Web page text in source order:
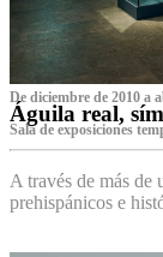
De diciembre de 2010 a
Águila real,
Sala de exposiciones
A través de más de
prehispánicos e